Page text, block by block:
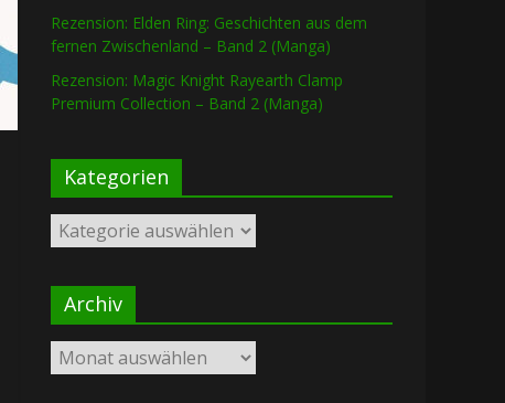
Rezension: Elden Ring: Geschichten aus dem
fernen Zwischenland – Band 2 (Manga)
Rezension: Magic Knight Rayearth Clamp
Premium Collection – Band 2 (Manga)
Kategorien
Kategorien
Archiv
Archiv